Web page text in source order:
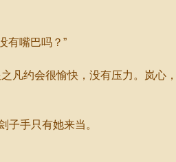
有嘴巴吗？”
约会很愉快，没有压力。岚心
手只有她来当。